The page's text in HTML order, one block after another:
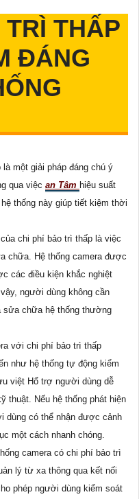
THẤP
ĐÁNG
một giải pháp đáng chú ý
qua việc an Tâm hiệu suất
thống này giúp tiết kiệm thời
chi phí bảo trì thấp là việc
chữa. Hệ thống camera được
các điều kiện khắc nghiệt
người dùng không cần
sửa chữa hệ thống thường
với chi phí bảo trì thấp
như hệ thống tự động kiểm
việt Hổ trợ người dùng dễ
thuật. Nếu hệ thống phát hiện
dùng có thể nhận được cảnh
một cách nhanh chóng.
camera có chi phí bảo trì
lý từ xa thông qua kết nối
phép người dùng kiểm soát